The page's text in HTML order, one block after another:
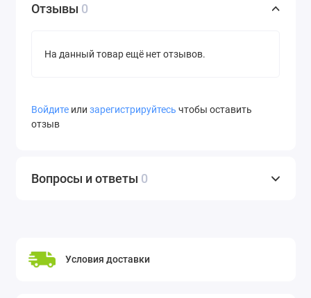
Отзывы 0
На данный товар ещё нет отзывов.
Войдите или зарегистрируйтесь чтобы оставить
отзыв
Вопросы и ответы 0
Условия доставки